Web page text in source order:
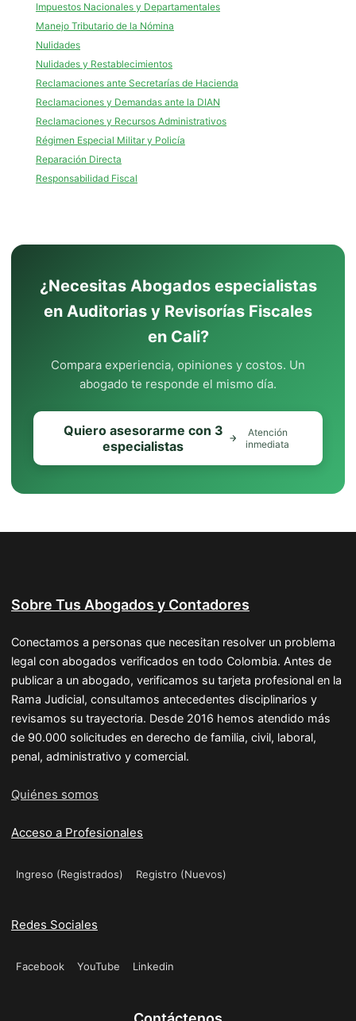
Impuestos Nacionales y Departamentales
Manejo Tributario de la Nómina
Nulidades
Nulidades y Restablecimientos
Reclamaciones ante Secretarías de Hacienda
Reclamaciones y Demandas ante la DIAN
Reclamaciones y Recursos Administrativos
Régimen Especial Militar y Policía
Reparación Directa
Responsabilidad Fiscal
¿Necesitas Abogados especialistas
en Auditorias y Revisorías Fiscales
en Cali?
Compara experiencia, opiniones y costos. Un
abogado te responde el mismo día.
Quiero asesorarme con 3
especialistas
Atención
inmediata
Sobre Tus Abogados y Contadores
Conectamos a personas que necesitan resolver un problema
legal con abogados verificados en todo Colombia. Antes de
publicar a un abogado, verificamos su tarjeta profesional en la
Rama Judicial, consultamos antecedentes disciplinarios y
revisamos su trayectoria. Desde 2016 hemos atendido más
de 90.000 solicitudes en derecho de familia, civil, laboral,
penal, administrativo y comercial.
Quiénes somos
Acceso a Profesionales
Ingreso (Registrados) Registro (Nuevos)
Redes Sociales
Facebook YouTube Linkedin